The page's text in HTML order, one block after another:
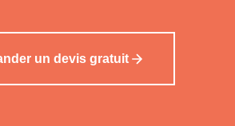
un devis gratuit